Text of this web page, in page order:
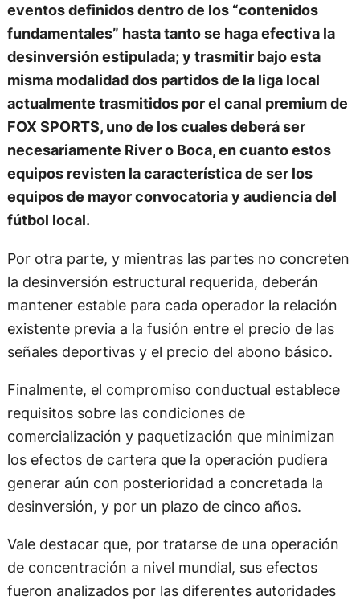
eventos definidos dentro de los “contenidos
fundamentales” hasta tanto se haga efectiva la
desinversión estipulada; y trasmitir bajo esta
misma modalidad dos partidos de la liga local
actualmente trasmitidos por el canal premium de
FOX SPORTS, uno de los cuales deberá ser
necesariamente River o Boca, en cuanto estos
equipos revisten la característica de ser los
equipos de mayor convocatoria y audiencia del
fútbol local.
Por otra parte, y mientras las partes no concreten
la desinversión estructural requerida, deberán
mantener estable para cada operador la relación
existente previa a la fusión entre el precio de las
señales deportivas y el precio del abono básico.
Finalmente, el compromiso conductual establece
requisitos sobre las condiciones de
comercialización y paquetización que minimizan
los efectos de cartera que la operación pudiera
generar aún con posterioridad a concretada la
desinversión, y por un plazo de cinco años.
Vale destacar que, por tratarse de una operación
de concentración a nivel mundial, sus efectos
fueron analizados por las diferentes autoridades